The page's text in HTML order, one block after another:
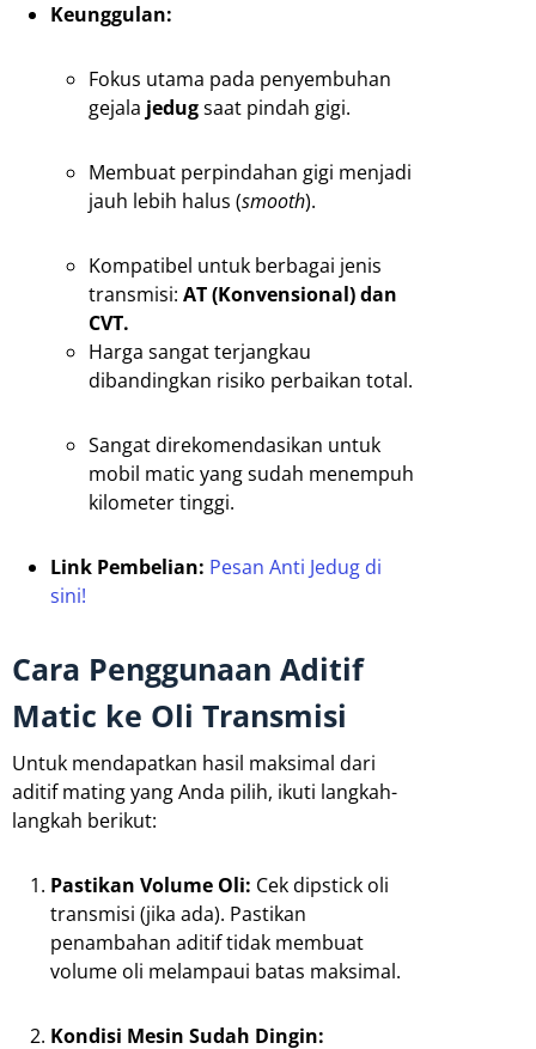
Keunggulan:
Fokus utama pada penyembuhan
gejala jedugsaat pindah gigi.
Membuat perpindahan gigi menjadi
jauh lebih halus (smooth).
Kompatibel untuk berbagai jenis
transmisi: AT (Konvensional) dan
CVT.
Harga sangat terjangkau
dibandingkan risiko perbaikan total.
Sangat direkomendasikan untuk
mobil matic yang sudah menempuh
kilometer tinggi.
Link Pembelian: Pesan Anti Jedug di
sini!
Cara Penggunaan Aditif
Matic ke Oli Transmisi
Untuk mendapatkan hasil maksimal dari
aditif mating yang Anda pilih, ikuti langkah-
langkah berikut:
Pastikan Volume Oli: Cek dipstick oli
transmisi (jika ada). Pastikan
penambahan aditif tidak membuat
volume oli melampaui batas maksimal.
Kondisi Mesin Sudah Dingin: